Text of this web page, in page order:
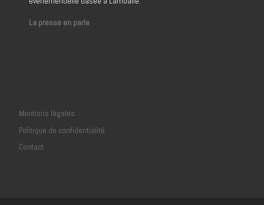
La presse en parle
Mentions légales
Politique de confidentialité
Contact